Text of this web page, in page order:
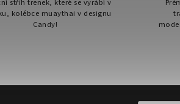
střih trenek, které se vyrábí v
kolébce muaythai v designu
Candy!